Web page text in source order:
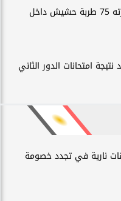
ضبط عاطل بحوزته 75 طربة حشيش داخل
امتحانات الدور الثاني
نارية في تجدد خصومة